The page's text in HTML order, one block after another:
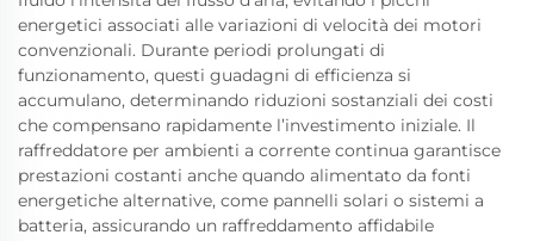
energetici associati alle variazioni di velocità dei motori
convenzionali. Durante periodi prolungati di
funzionamento, questi guadagni di efficienza si
accumulano, determinando riduzioni sostanziali dei costi
che compensano rapidamente l’investimento iniziale. Il
raffreddatore per ambienti a corrente continua garantisce
prestazioni costanti anche quando alimentato da fonti
energetiche alternative, come pannelli solari o sistemi a
batteria, assicurando un raffreddamento affidabile